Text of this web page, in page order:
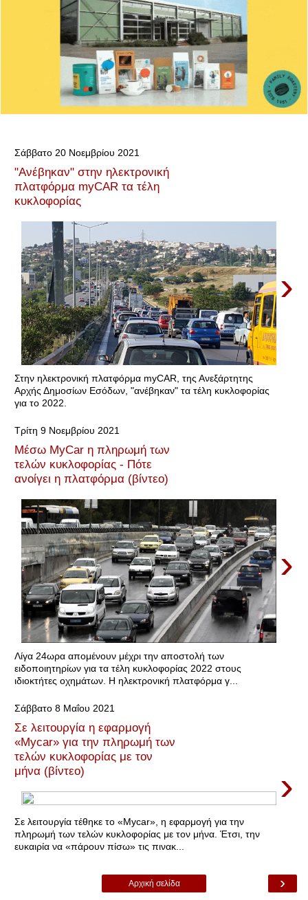
Σάββατο 20 Νοεμβρίου 2021
"Ανέβηκαν" στην ηλεκτρονική
πλατφόρμα myCAR τα τέλη
κυκλοφορίας
›
Στην ηλεκτρονική πλατφόρμα myCAR, της Ανεξάρτητης
Αρχής Δημοσίων Εσόδων, "ανέβηκαν" τα τέλη κυκλοφορίας
για το 2022.
Τρίτη 9 Νοεμβρίου 2021
Μέσω MyCar η πληρωμή των
τελών κυκλοφορίας - Πότε
ανοίγει η πλατφόρμα (βίντεο)
›
Λίγα 24ωρα απομένουν μέχρι την αποστολή των
ειδοποιητηρίων για τα τέλη κυκλοφορίας 2022 στους
ιδιοκτήτες οχημάτων. Η ηλεκτρονική πλατφόρμα γ...
Σάββατο 8 Μαΐου 2021
Σε λειτουργία η εφαρμογή
«Mycar» για την πληρωμή των
τελών κυκλοφορίας με τον
μήνα (βίντεο)
›
Σε λειτουργία τέθηκε το «Mycar», η εφαρμογή για την
πληρωμή των τελών κυκλοφορίας με τον μήνα. Έτσι, την
ευκαιρία να «πάρουν πίσω» τις πινακ...
›
Αρχική σελίδα